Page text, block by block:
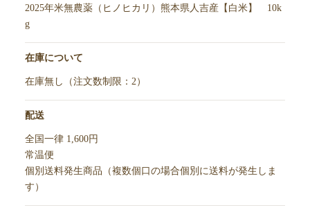
2025年米無農薬（ヒノヒカリ）熊本県人吉産【白米】 10k
g
在庫について
在庫無し（注文数制限：2）
配送
全国一律 1,600円
常温便
個別送料発生商品（複数個口の場合個別に送料が発生しま
す）